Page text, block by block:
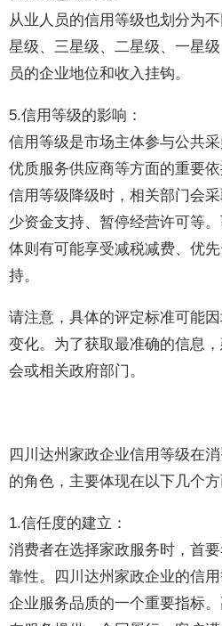
从业人员的信用等级也划分为
星级、三星级、二星级、一星
员的企业地位和收入挂钩。
5.信用等级的影响：
信用等级是市场主体参与公共
优质服务供应商等方面的重要依
信用等级降级时，相关部门会
少资金支持、暂停经营许可等
体则有可能享受减税减费、优
持。
请注意，具体的评定标准可能
变化。为了获取最准确的信息
会或相关政府部门。
四川达州家政企业信用等级在
的角色，主要体现在以下几个方
1.信任度的建立：
消费者在选择家政服务时，首
靠性。四川达州家政企业的信
企业服务品质的一个重要指标